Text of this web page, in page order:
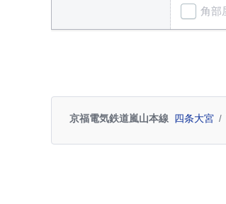
角部
京福電気鉄道嵐山本線 四条大宮